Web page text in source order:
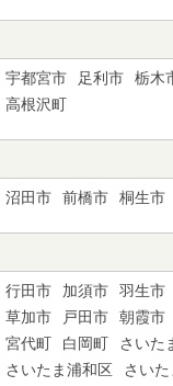
宇都宮市 足利市 栃木
高根沢町
沼田市 前橋市 桐生市
行田市 加須市 羽生市
草加市
戸田市 朝霞市
宮代町
白岡町 さいた
さいたま浦和区
さい